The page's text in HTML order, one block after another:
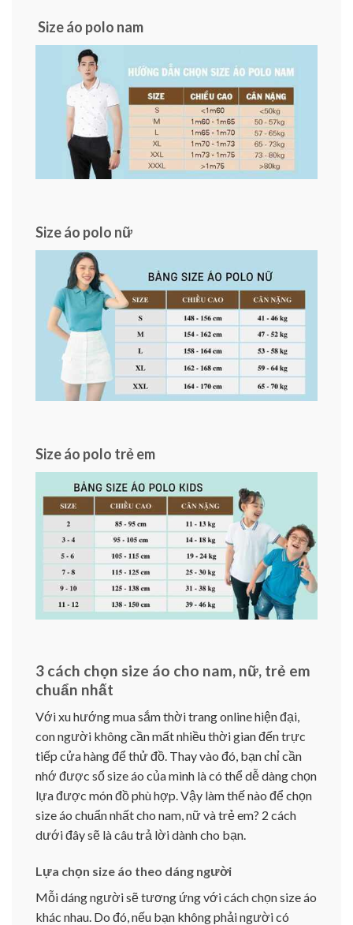
Size áo polo nam
Size áo polo nữ
Size áo polo trẻ em
3 cách chọn size áo cho nam, nữ, trẻ em
chuẩn nhất
Với xu hướng mua sắm thời trang online hiện đại,
con người không cần mất nhiều thời gian đến trực
tiếp cửa hàng để thử đồ. Thay vào đó, bạn chỉ cần
nhớ được số size áo của mình là có thể dễ dàng chọn
lựa được món đồ phù hợp. Vậy làm thế nào để chọn
size áo chuẩn nhất cho nam, nữ và trẻ em? 2 cách
dưới đây sẽ là câu trả lời dành cho bạn.
Lựa chọn size áo theo dáng người
Mỗi dáng người sẽ tương ứng với cách chọn size áo
khác nhau. Do đó, nếu bạn không phải người có